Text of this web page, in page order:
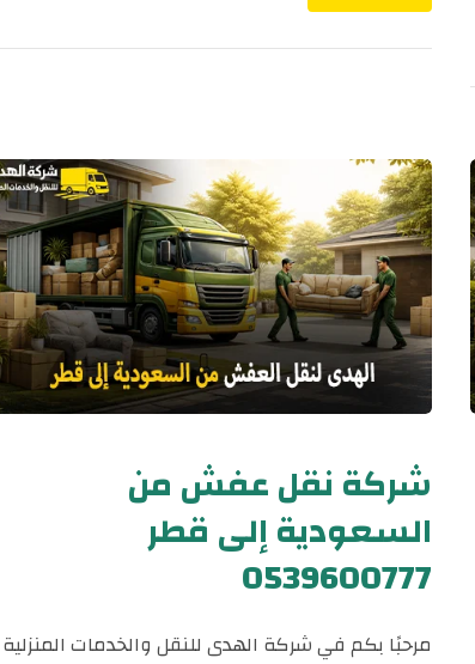
شركة نقل عفش من
السعودية إلى قطر
0539600777
مرحبًا بكم في شركة الهدى للنقل والخدمات المنزلية